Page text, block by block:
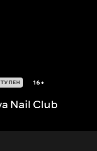
16+
Nail Club